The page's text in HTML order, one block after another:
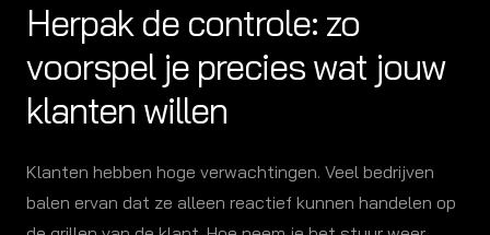
Herpak de controle: zo
voorspel je precies wat jouw
klanten willen
Klanten hebben hoge verwachtingen. Veel bedrijven
balen ervan dat ze alleen reactief kunnen handelen op